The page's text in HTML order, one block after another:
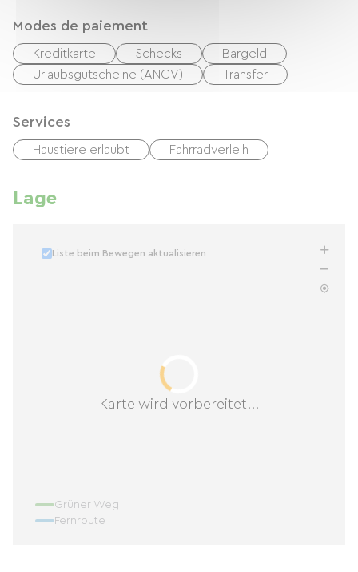
Modes de paiement
Kreditkarte Schecks
Bargeld
Urlaubsgutscheine (ANCV)
Transfer
Services
Haustiere erlaubt Fahrradverleih
Lage
Karte wird vorbereitet...
Liste beim Bewegen aktualisieren
Grüner Weg
Fernroute